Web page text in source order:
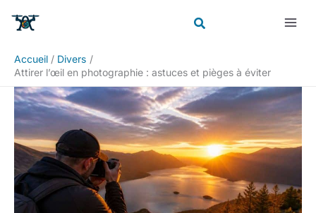
Accueil
Divers
Attirer l’œil en photographie : astuces et pièges à éviter